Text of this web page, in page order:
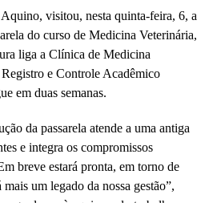
visitou, nesta quinta-feira, 6, a
do curso de Medicina Veterinária,
liga a Clínica de Medicina
e Controle Acadêmico
em duas semanas.
da passarela atende a uma antiga
e integra os compromissos
breve estará pronta, em torno de
mais um legado da nossa gestão”,